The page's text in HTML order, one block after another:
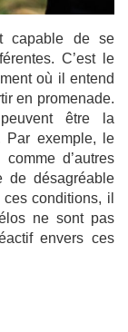
capable de se
C’est le
où il entend
en promenade.
peuvent être la
Par exemple, le
d’autres
de désagréable
conditions, il
ne sont pas
envers ces